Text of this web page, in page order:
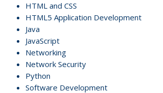
HTML and CSS
HTML5 Application Development
Java
JavaScript
Networking
Network Security
Python
Software Development